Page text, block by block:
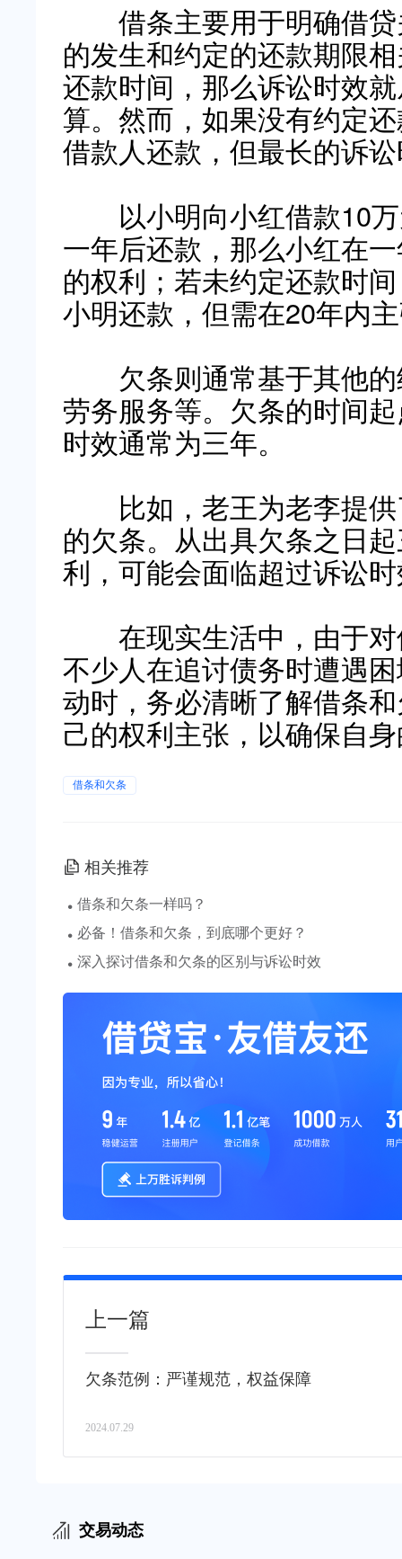
借条主要用于明确借贷
的发生和约定的还款期限
还款时间，那么诉讼时效
算。然而，如果没有约定
借款人还款，但最长的诉
以小明向小红借款10万
一年后还款，那么小红在
的权利；若未约定还款时
小明还款，但需在20年内
欠条则通常基于其他的
劳务服务等。欠条的时间
时效通常为三年。
比如，老王为老李提供
的欠条。从出具欠条之日
利，可能会面临超过诉讼
在现实生活中，由于对
不少人在追讨债务时遭遇
动时，务必清晰了解借条
己的权利主张，以确保自
借条和欠条
相关推荐
· 借条和欠条一样吗？
· 必备！借条和欠条，到底哪个更好？
· 深入探讨借条和欠条的区别与诉讼时效
上一篇
欠条范例：严谨规范，权益保障
2024.07.29
交易动态